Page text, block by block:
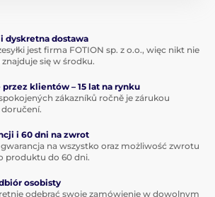
dyskretna dostawa
jest firma FOTION sp. z o.o., więc nikt nie
się w środku.
klientów – 15 lat na rynku
zákazníků ročně je zárukou
i 60 dni na zwrot
gwarancja na wszystko oraz możliwość zwrotu
produktu do 60 dni.
osobisty
odebrać swoje zamówienie w dowolnym